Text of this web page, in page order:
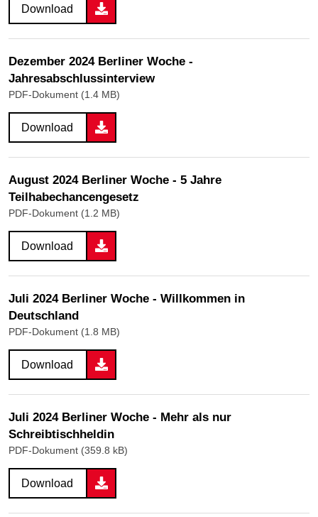
Download
Dezember 2024 Berliner Woche -
Jahresabschlussinterview
PDF-Dokument (1.4 MB)
Download
August 2024 Berliner Woche - 5 Jahre
Teilhabechancengesetz
PDF-Dokument (1.2 MB)
Download
Juli 2024 Berliner Woche - Willkommen in
Deutschland
PDF-Dokument (1.8 MB)
Download
Juli 2024 Berliner Woche - Mehr als nur
Schreibtischheldin
PDF-Dokument (359.8 kB)
Download